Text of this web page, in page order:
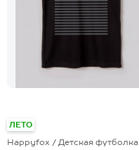
ЛЕТО
Happyfox / Детская футболка